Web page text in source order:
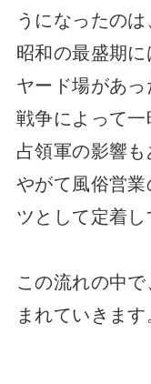
うになったのは
昭和の最盛期
ヤード場があっ
戦争によって
占領軍の影響も
やがて風俗営
ツとして定着し
この流れの中
まれていきます。